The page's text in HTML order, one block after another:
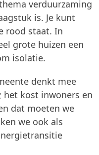
verduurzaming
is. Je kunt
rood staat. In
grote huizen een
isolatie.
denkt mee
het kost inwoners en
dat moeten we
we ook als